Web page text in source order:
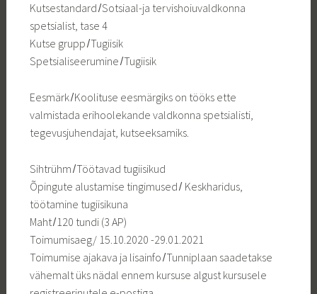
Kutsestandard ̸ Sotsiaal-ja tervishoiuvaldkonna
spetsialist, tase 4
Kutse grupp ̸ Tugiisik
Spetsialiseerumine ̸ Tugiisik
Eesmärk ̸ Koolituse eesmärgiks on tööks ette
valmistada erihoolekande valdkonna spetsialisti,
tegevusjuhendajat, kutseeksamiks.
Sihtrühm ̸ Töötavad tugiisikud
Õpingute alustamise tingimused ̸ Keskharidus,
töötamine tugiisikuna
Maht ̸ 120 tundi (3 AP)
Toimumisaeg/ 15.10.2020 -29.01.2021
Toimumise ajakava ja lisainfo ̸ Tunniplaan saadetakse
vähemalt üks nädal ennem kursuse algust kursusele